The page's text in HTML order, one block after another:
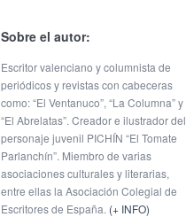
Sobre el autor:
Escritor valenciano y columnista de
periódicos y revistas con cabeceras
como: “El Ventanuco”, “La Columna” y
“El Abrelatas”. Creador e ilustrador del
personaje juvenil PICHÍN “El Tomate
Parlanchín”. Miembro de varias
asociaciones culturales y literarias,
entre ellas la Asociación Colegial de
Escritores de España. (+ INFO)